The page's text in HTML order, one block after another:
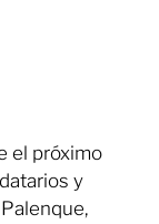
el próximo
y